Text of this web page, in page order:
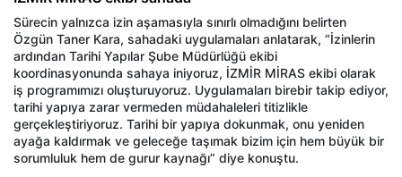
Sürecin yalnızca izin aşamasıyla sınırlı olmadığını belirten
Özgün Taner Kara, sahadaki uygulamaları anlatarak, “İzinlerin
ardından Tarihi Yapılar Şube Müdürlüğü ekibi
koordinasyonunda sahaya iniyoruz, İZMİR MİRAS ekibi olarak
iş programımızı oluşturuyoruz. Uygulamaları birebir takip ediyor,
tarihi yapıya zarar vermeden müdahaleleri titizlikle
gerçekleştiriyoruz. Tarihi bir yapıya dokunmak, onu yeniden
ayağa kaldırmak ve geleceğe taşımak bizim için hem büyük bir
sorumluluk hem de gurur kaynağı” diye konuştu.